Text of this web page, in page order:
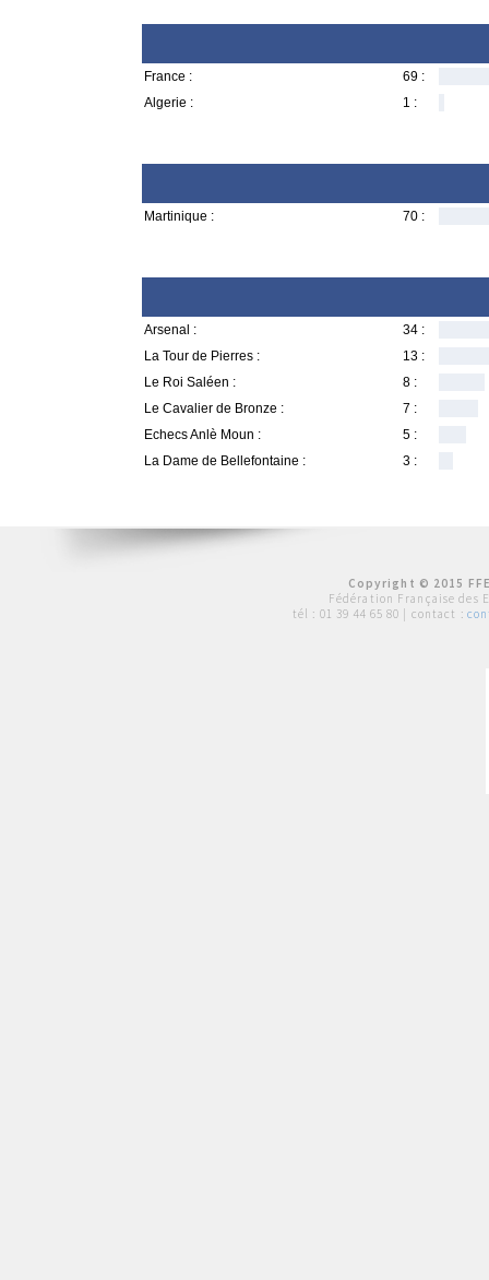
France :
69 :
Algerie :
1 :
Martinique : 70 :
Arsenal :
34 :
La Tour de Pierres :
13 :
Le Roi Saléen :
8 :
Le Cavalier de Bronze :
7 :
Echecs Anlè Moun :
5 :
La Dame de Bellefontaine :
3 :
Copyright © 2015
Fédération Française des
tél : 01 39 44 65 80 | contact :